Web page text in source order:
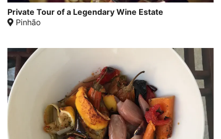
Private Tour of a Legendary Wine Estate
Pinhão